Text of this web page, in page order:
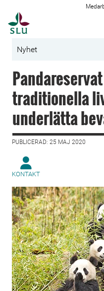
Nyhet
traditionella
underlätta
PUBLICERAD: 25 MAJ 2020
KONTAKT